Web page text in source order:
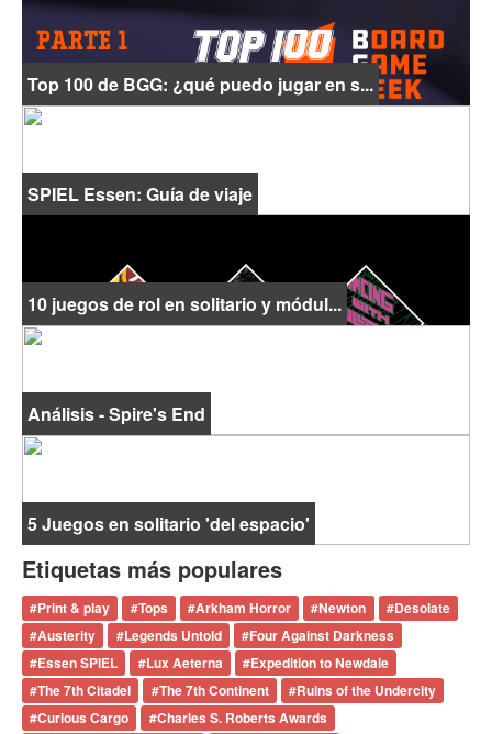
Top 100 de BGG: ¿qué puedo jugar en s...
SPIEL Essen: Guía de viaje
10 juegos de rol en solitario y módul...
Análisis - Spire's End
5 Juegos en solitario 'del espacio'
Etiquetas más populares
#Print & play #Tops #Arkham Horror #Newton #Desolate
#Austerity #Legends Untold #Four Against Darkness
#Essen SPIEL #Lux Aeterna #Expedition to Newdale
#The 7th Citadel #The 7th Continent #Ruins of the Undercity
#Curious Cargo #Charles S. Roberts Awards